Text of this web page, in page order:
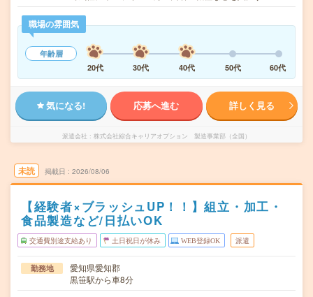
職場の雰囲気
年齢層
20代
30代 40代 50代 60代
気になる! 応募へ進む 詳しく見る
派遣会社 株式会社綜合キャリアオプション 製造事業部（全国）
未読 掲載日 2026/08/06
【経験者×ブラッシュUP！！】組立・加工・
食品製造など/日払いOK
交通費別途支給あり 土日祝日が休み WEB登録OK 派遣
勤務地
愛知県愛知郡
黒笹駅から車8分